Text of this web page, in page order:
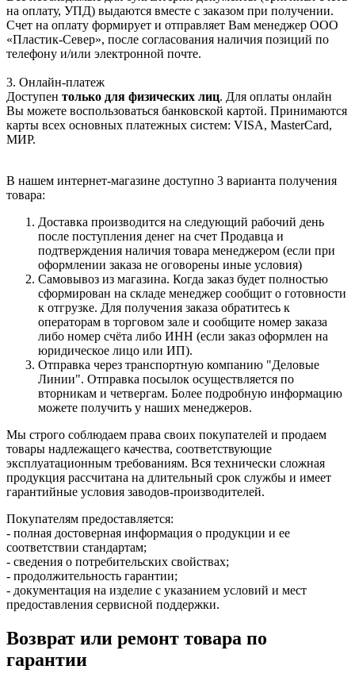
на оплату, УПД) выдаются вместе с заказом при получении.
Счет на оплату формирует и отправляет Вам менеджер ООО
«Пластик-Север», после согласования наличия позиций по
телефону и/или электронной почте.
3. Онлайн-платеж
Доступен только для физических лиц. Для оплаты онлайн
Вы можете воспользоваться банковской картой. Принимаются
карты всех основных платежных систем: VISA, MasterCard,
МИР.
В нашем интернет-магазине доступно 3 варианта получения
товара:
Доставка производится на следующий рабочий день
после поступления денег на счет Продавца и
подтверждения наличия товара менеджером (если при
оформлении заказа не оговорены иные условия)
Самовывоз из магазина. Когда заказ будет полностью
сформирован на складе менеджер сообщит о готовности
к отгрузке. Для получения заказа обратитесь к
операторам в торговом зале и сообщите номер заказа
либо номер счёта либо ИНН (если заказ оформлен на
юридическое лицо или ИП).
Отправка через транспортную компанию "Деловые
Линии". Отправка посылок осуществляется по
вторникам и четвергам. Более подробную информацию
можете получить у наших менеджеров.
Мы строго соблюдаем права своих покупателей и продаем
товары надлежащего качества, соответствующие
эксплуатационным требованиям. Вся технически сложная
продукция рассчитана на длительный срок службы и имеет
гарантийные условия заводов-производителей.
Покупателям предоставляется:
- полная достоверная информация о продукции и ее
соответствии стандартам;
- сведения о потребительских свойствах;
- продолжительность гарантии;
- документация на изделие с указанием условий и мест
предоставления сервисной поддержки.
Возврат или ремонт товара по
гарантии